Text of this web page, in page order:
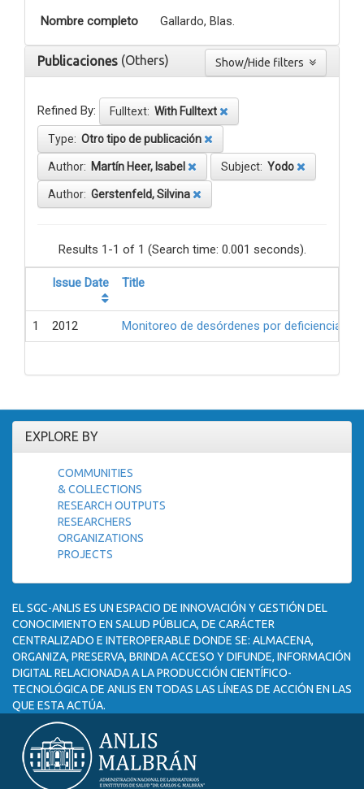
Nombre completo Gallardo, Blas.
Publicaciones (Others)
Refined By: Fulltext: With Fulltext
Type: Otro tipo de publicación
Author: Martín Heer, Isabel Subject: Yodo
Author: Gerstenfeld, Silvina
Results 1-1 of 1 (Search time: 0.001 seconds).
Issue Date Title
1 2012 Monitoreo de desórdenes por deficiencia
EXPLORE BY
COMMUNITIES
& COLLECTIONS
RESEARCH OUTPUTS
RESEARCHERS
ORGANIZATIONS
PROJECTS
EL SGC-ANLIS ES UN ESPACIO DE INNOVACIÓN Y GESTIÓN DEL
CONOCIMIENTO EN SALUD PÚBLICA, DE CARÁCTER
CENTRALIZADO E INTEROPERABLE DONDE SE: ALMACENA,
ORGANIZA, PRESERVA, BRINDA ACCESO Y DIFUNDE, INFORMACIÓN
DIGITAL RELACIONADA A LA PRODUCCIÓN CIENTÍFICO-
TECNOLÓGICA DE ANLIS EN TODAS LAS LÍNEAS DE ACCIÓN EN LAS
QUE ESTA ACTÚA.